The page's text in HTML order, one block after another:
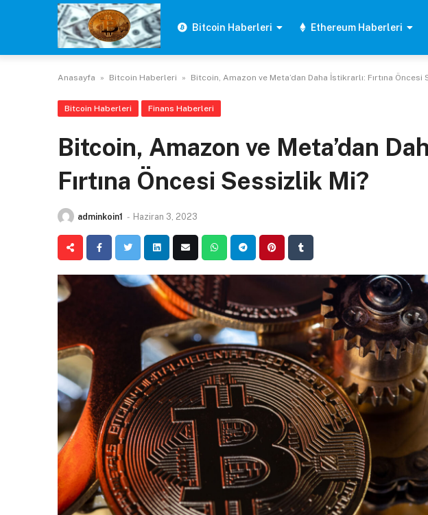
Bitcoin Haberleri Ethereum Haberleri
Anasayfa » Bitcoin Haberleri » Bitcoin, Amazon ve Meta’dan Daha İstikrarlı: Fırtına Öncesi
Bitcoin Haberleri Finans Haberleri
Bitcoin, Amazon ve Meta’dan
Fırtına Öncesi Sessizlik Mi?
adminkoin1 - Haziran 3, 2023